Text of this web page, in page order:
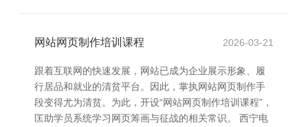
网站网页制作培训课程 2026-03-21
跟着互联网的快速发展，网站已成为企业展示形象、履
行居品和就业的清贫平台。因此，掌执网站网页制作手
段变得尤为清贫。为此，开设“网站网页制作培训课程”，
匡助学员系统学习网页筹画与征战的相关常识。 西宁电